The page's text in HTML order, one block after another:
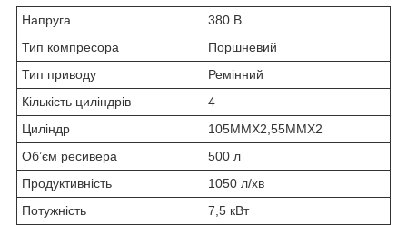
Напруга
380 В
Тип компресора
Поршневий
Тип приводу
Ремінний
Кількість циліндрів
4
Циліндр
105MMX2,55MMX2
Об’єм ресивера
500 л
Продуктивність
1050 л/хв
Потужність
7,5 кВт